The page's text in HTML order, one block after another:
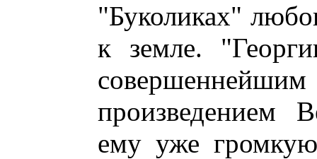
"Буколиках"
к земле.
произведением
ему уже